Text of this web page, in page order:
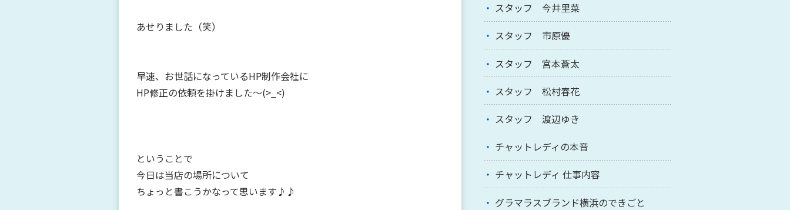
あせりました（笑）
早速、お世話になっているHP制作会社に
HP修正の依頼を掛けました～(>_<)
ということで
今日は当店の場所について
ちょっと書こうかなって思います♪♪
スタッフ 今井里菜
スタッフ 市原優
スタッフ 宮本蒼太
スタッフ 松村春花
スタッフ 渡辺ゆき
チャットレディの本音
チャットレディ 仕事内容
グラマラスブランド横浜のできごと